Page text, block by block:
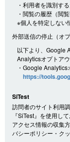
・利用者を識別す
・閲覧の履歴（閲
※個人を特定しない
外部送信の停止（オ
以下より、Google
Analyticsオプトア
・Google
https://
SiTest
訪問者のサイト利用
『SiTest』を使用して
アクセス情報の収集
バシーポリシー・ク